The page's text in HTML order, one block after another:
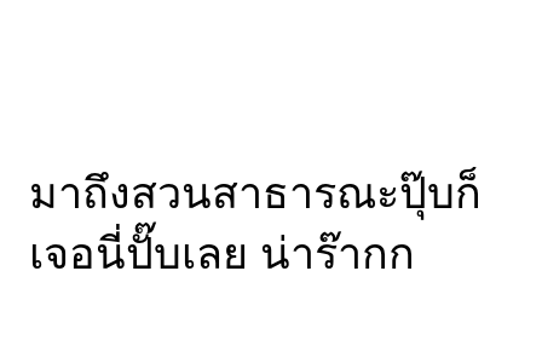
มาถึงสวนสาธารณะปุ๊บก็
เจอนี่ปั๊บเลย น่าร๊ากก